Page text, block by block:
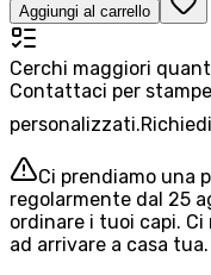
Aggiungi al carrello
Cerchi maggiori
Contattaci per
personalizzati.
Ci prendiamo una
regolarmente dal 25
ordinare i tuoi capi.
ad arrivare a casa